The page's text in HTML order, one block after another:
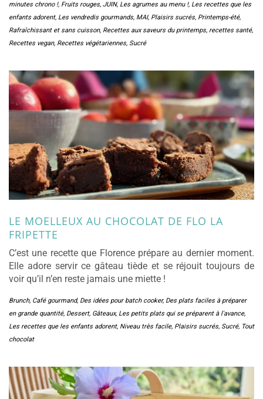
minutes chrono !, Fruits rouges, JUIN, Les agrumes au menu !, Les recettes que les
enfants adorent, Les vendredis gourmands, MAI, Plaisirs sucrés, Printemps-été,
Rafraîchissant et sans cuisson, Recettes aux saveurs du printemps, recettes santé,
Recettes vegan, Recettes végétariennes, Sucré
LE MOELLEUX AU CHOCOLAT DE FLO LA
FRIPETTE
C’est une recette que Florence prépare au dernier moment.
Elle adore servir ce gâteau tiède et se réjouit toujours de
voir qu’il n’en reste jamais une miette !
Brunch, Café gourmand, Des idées pour batch cooker, Des plats faciles à préparer
en grande quantité, Dessert, Gâteaux, Les petits plats qui se préparent à l'avance,
Les recettes que les enfants adorent, Niveau très facile, Plaisirs sucrés, Sucré, Tout
chocolat